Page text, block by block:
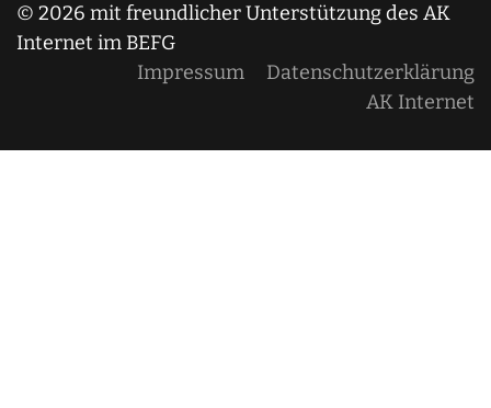
© 2026 mit freundlicher Unterstützung des AK
Internet im BEFG
Impressum
Datenschutzerklärung
AK Internet